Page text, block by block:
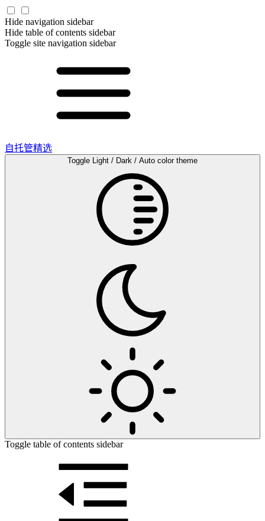
Hide navigation sidebar
Hide table of contents sidebar
Toggle site navigation sidebar
自托管精选
Toggle Light / Dark / Auto color theme
Toggle table of contents sidebar